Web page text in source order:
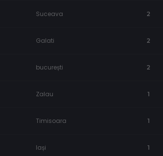
Suceava 2
Galati 2
bucurești 2
Zalau 1
Timisoara 1
Iași 1